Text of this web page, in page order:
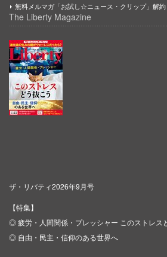
無料メルマガ「お試し☆ニュース・クリップ」解約
The Liberty Magazine
ザ・リバティ2026年9月号
【特集】
◎ 疲労・人間関係・プレッシャー このストレス
◎ 自由・民主・信仰のある世界へ